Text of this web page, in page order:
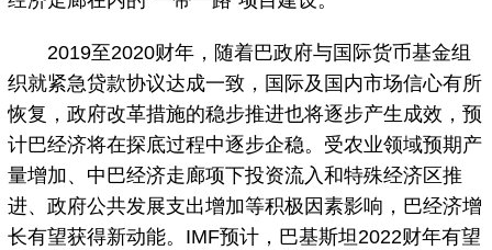
2019至2020财年，随着巴政府与国际货币基金组
织就紧急贷款协议达成一致，国际及国内市场信心有所
恢复，政府改革措施的稳步推进也将逐步产生成效，预
计巴经济将在探底过程中逐步企稳。受农业领域预期产
量增加、中巴经济走廊项下投资流入和特殊经济区推
进、政府公共发展支出增加等积极因素影响，巴经济增
长有望获得新动能。IMF预计，巴基斯坦2022财年有望